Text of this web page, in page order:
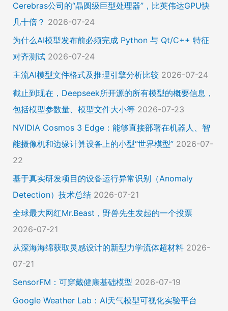
Cerebras公司的“晶圆级巨型处理器”，比英伟达GPU快
几十倍？ 2026-07-24
为什么AI模型发布前必须完成 Python 与 Qt/C++ 特征
对齐测试 2026-07-24
主流AI模型文件格式及推理引擎分析比较 2026-07-24
截止到现在，Deepseek所开源的所有模型的概要信息，
包括模型参数量、模型文件大小等 2026-07-23
NVIDIA Cosmos 3 Edge：能够直接部署在机器人、智
能摄像机和边缘计算设备上的小型“世界模型” 2026-07-
22
基于真实研发项目的设备运行异常识别（Anomaly
Detection）技术总结 2026-07-21
全球最大网红Mr.Beast，野兽先生发起的一个投票
2026-07-21
从深海海绵获取灵感设计的新型力学流体超材料 2026-
07-21
SensorFM：可穿戴健康基础模型 2026-07-19
Google Weather Lab：AI天气模型可视化实验平台